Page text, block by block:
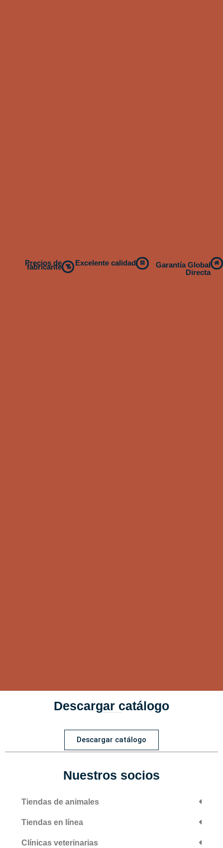
Precios de
fabricante Excelente calidad
Garantía Global
Directa
Descargar catálogo
Descargar catálogo
Nuestros socios
Tiendas de animales
Tiendas en línea
Clínicas veterinarias